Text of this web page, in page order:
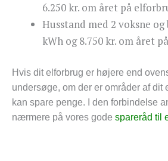
6.250 kr. om året på
Husstand med 2 voksne
kWh og 8.750 kr. om året
Hvis dit elforbrug er højere end
undersøge, om der er områder af dit
kan spare penge. I den forbindelse
nærmere på vores gode spareråd til